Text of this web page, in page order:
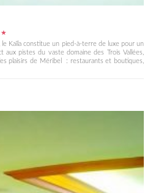
Kaïla constitue un pied-à-terre de luxe pour un
pistes du vaste domaine des Trois Vallées,
plaisirs de Méribel : restaurants et boutiques,